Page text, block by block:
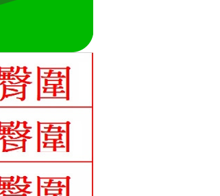
之「AFTEE先享後付」服務完成之
人資料，並將交易相關給付款項請
理人或監護人之同意方可使用
者引起之損失，本公司不負相關責
依據個別帳號之用戶狀況，依本公司
額度不足之情形，本公司將視審查
運費
免運費
運費
免運費